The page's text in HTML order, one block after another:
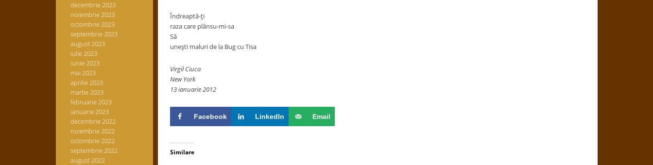
decembrie 2023
noiembrie 2023
octombrie 2023
septembrie 2023
august 2023
iulie 2023
iunie 2023
mai 2023
aprilie 2023
martie 2023
februarie 2023
ianuarie 2023
decembrie 2022
noiembrie 2022
octombrie 2022
septembrie 2022
august 2022
Îndreaptă-ţi
raza care plânsu-mi-sa
Să
uneşti maluri de la Bug cu Tisa
Virgil Ciuca
New York
13 ianuarie 2012
Facebook LinkedIn Email
Similare